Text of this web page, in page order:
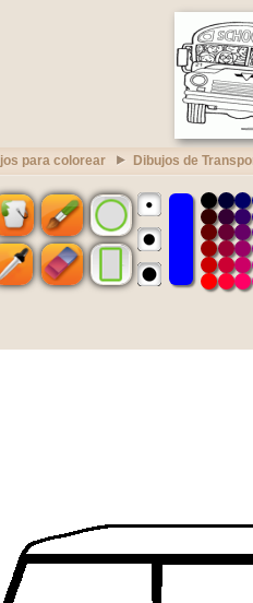
para colorear Dibujos de